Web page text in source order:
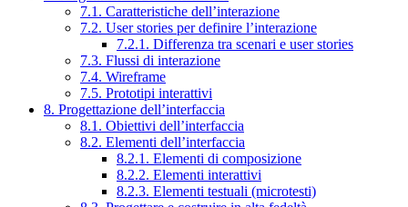
7.1. Caratteristiche dell’interazione
7.2. User stories per definire l’interazione
7.2.1. Differenza tra scenari e user stories
7.3. Flussi di interazione
7.4. Wireframe
7.5. Prototipi interattivi
8. Progettazione dell’interfaccia
8.1. Obiettivi dell’interfaccia
8.2. Elementi dell’interfaccia
8.2.1. Elementi di composizione
8.2.2. Elementi interattivi
8.2.3. Elementi testuali (microtesti)